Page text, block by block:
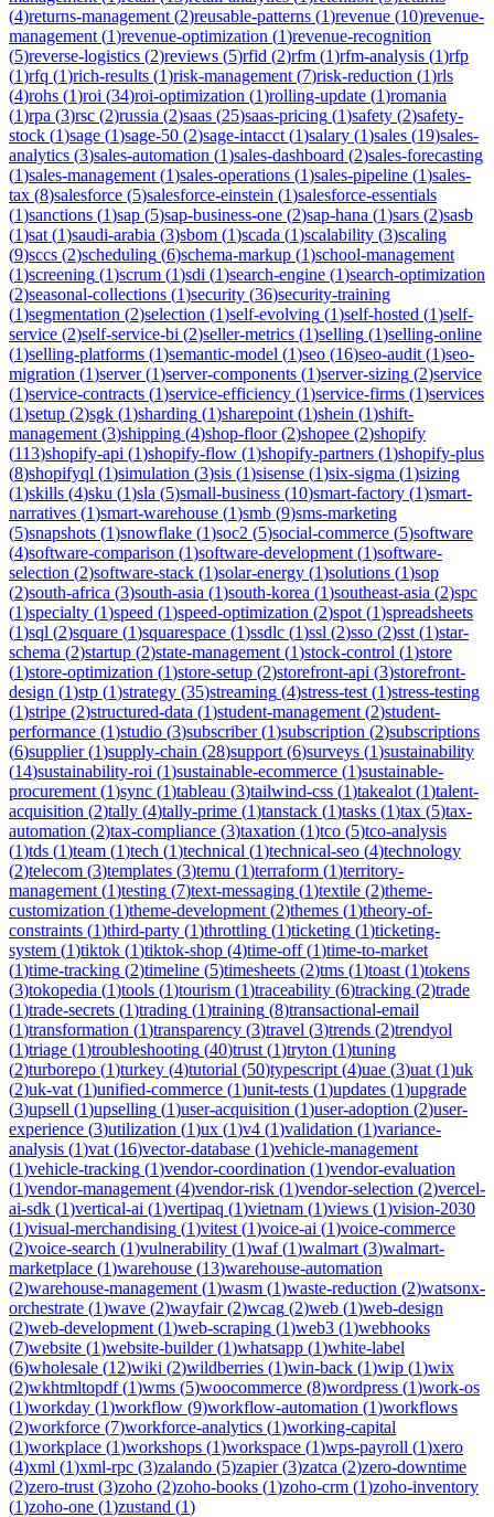
(4)returns-management (2)reusable-patterns (1)revenue (10)revenue-
management (1)revenue-optimization (1)revenue-recognition
(5)reverse-logistics (2)reviews (5)rfid (2)rfm (1)rfm-analysis (1)rfp
(1)rfq (1)rich-results (1)risk-management (7)risk-reduction (1)rls
(4)rohs (1)roi (34)roi-optimization (1)rolling-update (1)romania
(1)rpa (3)rsc (2)russia (2)saas (25)saas-pricing (1)safety (2)safety-
stock (1)sage (1)sage-50 (2)sage-intacct (1)salary (1)sales (19)sales-
analytics (3)sales-automation (1)sales-dashboard (2)sales-forecasting
(1)sales-management (1)sales-operations (1)sales-pipeline (1)sales-
tax (8)salesforce (5)salesforce-einstein (1)salesforce-essentials
(1)sanctions (1)sap (5)sap-business-one (2)sap-hana (1)sars (2)sasb
(1)sat (1)saudi-arabia (3)sbom (1)scada (1)scalability (3)scaling
(9)sccs (2)scheduling (6)schema-markup (1)school-management
(1)screening (1)scrum (1)sdi (1)search-engine (1)search-optimization
(2)seasonal-collections (1)security (36)security-training
(1)segmentation (2)selection (1)self-evolving (1)self-hosted (1)self-
service (2)self-service-bi (2)seller-metrics (1)selling (1)selling-online
(1)selling-platforms (1)semantic-model (1)seo (16)seo-audit (1)seo-
migration (1)server(1)server-components (1)server-sizing (2)service
(1)service-contracts (1)service-efficiency (1)service-firms (1)services
(1)setup (2)sgk (1)sharding (1)sharepoint (1)shein (1)shift-
management (3)shipping (4)shop-floor(2)shopee (2)shopify
(113)shopify-api (1)shopify-flow (1)shopify-partners (1)shopify-plus
(8)shopifyql (1)simulation (3)sis (1)sisense (1)six-sigma (1)sizing
(1)skills (4)sku (1)sla (5)small-business (10)smart-factory (1)smart-
narratives (1)smart-warehouse (1)smb (9)sms-marketing
(5)snapshots (1)snowflake (1)soc2 (5)social-commerce (5)software
(4)software-comparison (1)software-development (1)software-
selection (2)software-stack (1)solar-energy (1)solutions (1)sop
(2)south-africa (3)south-asia (1)south-korea (1)southeast-asia (2)spc
(1)specialty (1)speed (1)speed-optimization (2)spot (1)spreadsheets
(1)sql (2)square (1)squarespace (1)ssdlc (1)ssl (2)sso (2)sst (1)star-
schema (2)startup (2)state-management (1)stock-control (1)store
(1)store-optimization (1)store-setup (2)storefront-api (3)storefront-
design (1)stp (1)strategy (35)streaming (4)stress-test (1)stress-testing
(1)stripe (2)structured-data (1)student-management (2)student-
performance (1)studio (3)subscriber(1)subscription (2)subscriptions
(6)supplier(1)supply-chain (28)support (6)surveys (1)sustainability
(14)sustainability-roi (1)sustainable-ecommerce (1)sustainable-
procurement (1)sync (1)tableau (3)tailwind-css (1)takealot (1)talent-
acquisition (2)tally (4)tally-prime (1)tanstack (1)tasks (1)tax (5)tax-
automation (2)tax-compliance (3)taxation (1)tco (5)tco-analysis
(1)tds (1)team (1)tech (1)technical (1)technical-seo (4)technology
(2)telecom (3)templates (3)temu (1)terraform (1)territory-
management (1)testing (7)text-messaging (1)textile (2)theme-
customization (1)theme-development (2)themes (1)theory-of-
constraints (1)third-party (1)throttling (1)ticketing (1)ticketing-
system (1)tiktok (1)tiktok-shop (4)time-off(1)time-to-market
(1)time-tracking (2)timeline (5)timesheets (2)tms (1)toast (1)tokens
(3)tokopedia (1)tools (1)tourism (1)traceability (6)tracking (2)trade
(1)trade-secrets (1)trading (1)training (8)transactional-email
(1)transformation (1)transparency (3)travel (3)trends (2)trendyol
(1)triage (1)troubleshooting (40)trust (1)tryton (1)tuning
(2)turborepo (1)turkey (4)tutorial (50)typescript (4)uae (3)uat (1)uk
(2)uk-vat (1)unified-commerce (1)unit-tests (1)updates (1)upgrade
(3)upsell (1)upselling (1)user-acquisition (1)user-adoption (2)user-
experience (3)utilization (1)ux (1)v4 (1)validation (1)variance-
analysis (1)vat (16)vector-database (1)vehicle-management
(1)vehicle-tracking (1)vendor-coordination (1)vendor-evaluation
(1)vendor-management (4)vendor-risk (1)vendor-selection (2)vercel-
ai-sdk (1)vertical-ai (1)vertipaq (1)vietnam (1)views (1)vision-2030
(1)visual-merchandising (1)vitest (1)voice-ai (1)voice-commerce
(2)voice-search (1)vulnerability (1)waf(1)walmart (3)walmart-
marketplace (1)warehouse (13)warehouse-automation
(2)warehouse-management (1)wasm (1)waste-reduction (2)watsonx-
orchestrate (1)wave (2)wayfair(2)wcag (2)web (1)web-design
(2)web-development (1)web-scraping (1)web3 (1)webhooks
(7)website (1)website-builder(1)whatsapp (1)white-label
(6)wholesale (12)wiki (2)wildberries (1)win-back (1)wip (1)wix
(2)wkhtmltopdf(1)wms (5)woocommerce (8)wordpress (1)work-os
(1)workday (1)workflow (9)workflow-automation (1)workflows
(2)workforce (7)workforce-analytics (1)working-capital
(1)workplace (1)workshops (1)workspace (1)wps-payroll (1)xero
(4)xml (1)xml-rpc (3)zalando (5)zapier(3)zatca (2)zero-downtime
(2)zero-trust (3)zoho (2)zoho-books (1)zoho-crm (1)zoho-inventory
(1)zoho-one (1)zustand (1)